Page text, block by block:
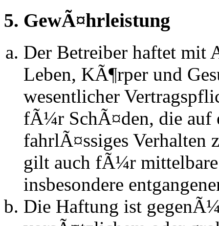
5. GewÃ¤hrleistung
Der Betreiber haftet mit
Leben, KÃ¶rper und
wesentlicher
fÃ¼r SchÃ¤den, die auf
fahrlÃ¤ssiges
gilt auch fÃ¼r
insbesondere
Die Haftung ist